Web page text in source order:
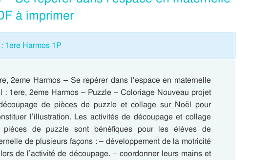
à imprimer
1ere Harmos 1P
2eme Harmos – Se repérer dans l’espace en maternelle
: 1ere, 2eme Harmos – Puzzle – Coloriage Nouveau projet
de pièces de puzzle et collage sur Noël pour
l’illustration. Les activités de découpage et collage
pièces de puzzle sont bénéfiques pour les élèves de
de plusieurs façons : – développement de la motricité
de l’activité de découpage. – coordonner leurs mains et